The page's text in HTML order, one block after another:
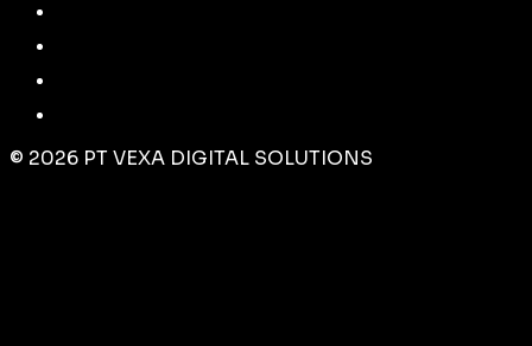
© 2026 PT VEXA DIGITAL SOLUTIONS